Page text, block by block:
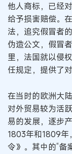
他人商标，已经
给予损害赔偿。
法，追究假冒者
伪造公文，假冒
里，法国就以侵
任规定，提供了
在当时的欧洲大
对外贸易较为活
易的发展，逐步
1803年和1809年
令》。其中的“备